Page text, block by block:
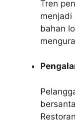
Tren
menjadi
bahan